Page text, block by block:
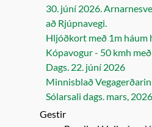
30. júní 2026.
að Rjúpnavegi.
Hljóðkort með 1m háum
Kópavogur - 50 kmh
Dags. 22. júní 2026
Minnisblað
Sólarsali dags. mars,
Gestir